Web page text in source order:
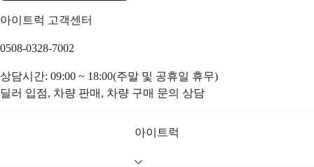
아이트럭 고객센터
0508-0328-7002
상담시간: 09:00 ~ 18:00(주말 및 공휴일 휴무)
딜러 입점, 차량 판매, 차량 구매 문의 상담
아이트럭